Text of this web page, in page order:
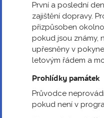
První a poslední
zajištění dopravy.
přizpůsoben
pokud jsou známy,
upřesněny v
letovým řádem a
Prohlídky památek
Průvodce
pokud není v